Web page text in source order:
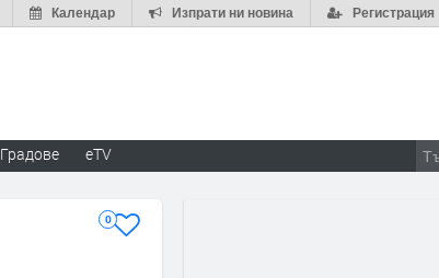
Регистрация
Изпрати ни новина
Календар
Градове eTV
0